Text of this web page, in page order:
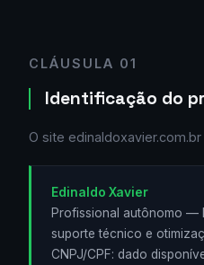
CLÁUSULA 01
Identificação do
O site
Edinaldo Xavier
Profissional autônomo —
suporte técnico e
CNPJ/CPF: dado